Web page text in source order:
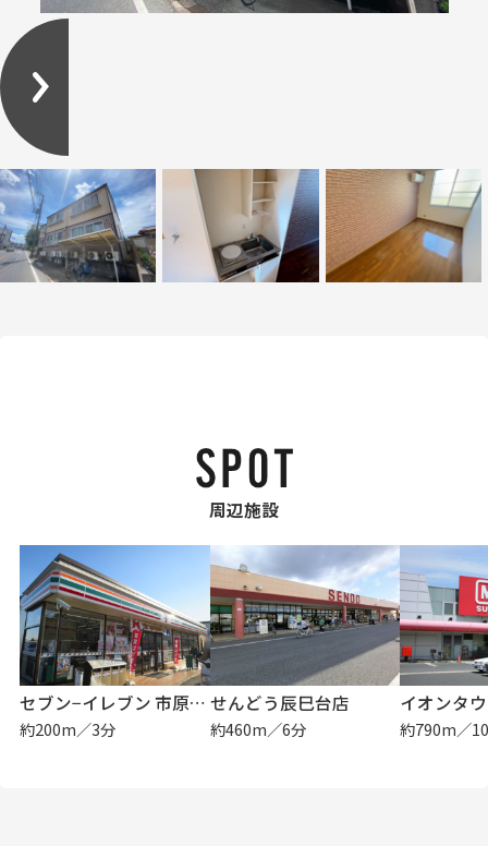
周辺施設
セブン−イレブン 市原辰巳台西１丁目店
約200m／3分
せんどう辰巳台店
約460m／6分
イオンタ
約790m／